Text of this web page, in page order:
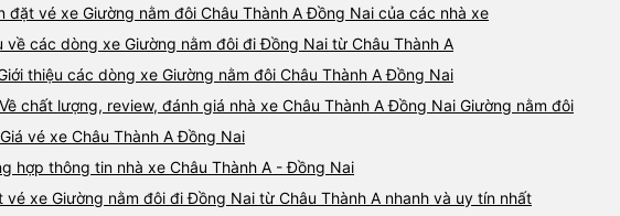
đặt vé xe Giường nằm đôi Châu Thành A Đồng Nai của các nhà xe
về các dòng xe Giường nằm đôi đi Đồng Nai từ Châu Thành A
thiệu các dòng xe Giường nằm đôi Châu Thành A Đồng Nai
chất lượng, review, đánh giá nhà xe Châu Thành A Đồng Nai Giường nằm đôi
vé xe Châu Thành A Đồng Nai
hợp thông tin nhà xe Châu Thành A - Đồng Nai
vé xe Giường nằm đôi đi Đồng Nai từ Châu Thành A nhanh và uy tín nhất